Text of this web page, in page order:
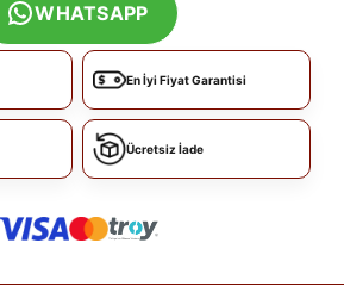
WHATSAPP
En İyi Fiyat Garantisi
Ücretsiz İade